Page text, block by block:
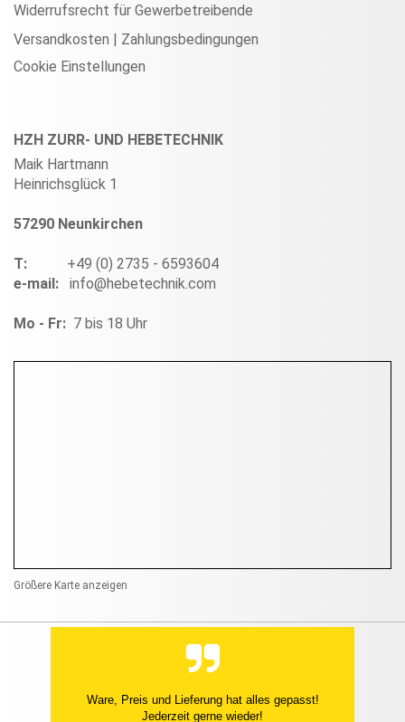
Widerrufsrecht für Gewerbetreibende
Versandkosten | Zahlungsbedingungen
Cookie Einstellungen
HZH ZURR- UND HEBETECHNIK
Maik Hartmann
Heinrichsglück 1
57290 Neunkirchen
T: +49 (0) 2735 - 6593604
e-mail: info@hebetechnik.com
Mo - Fr: 7 bis 18 Uhr
Größere Karte anzeigen
Ware, Preis und Lieferung hat alles gepasst!
Jederzeit gerne wieder!